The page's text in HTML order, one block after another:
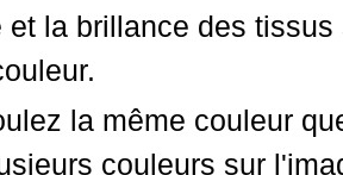
et la brillance des
la même couleur
couleurs sur